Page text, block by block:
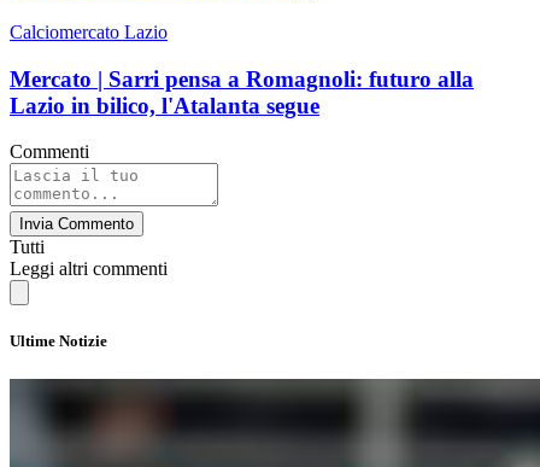
Calciomercato Lazio
Mercato | Sarri pensa a Romagnoli: futuro alla
Lazio in bilico, l'Atalanta segue
Commenti
Invia Commento
Tutti
Leggi altri commenti
Ultime Notizie